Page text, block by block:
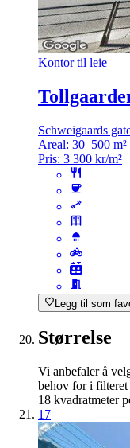
Kontor til leie
Schweigaards
Areal: 30–500 m²
Pris: 3 300 kr/m²
Legg til som
Størrelse
Vi anbefaler å
behov for i filteret
18 kvadratmeter
17